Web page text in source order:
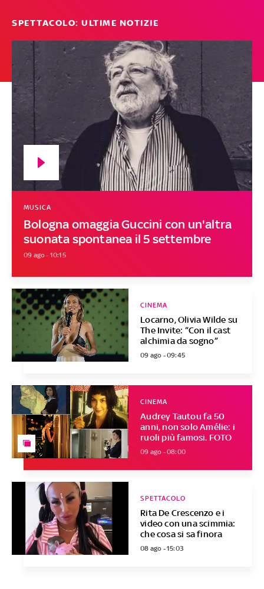
SPETTACOLO: ULTIME NOTIZIE
Bologna omaggia Guccini con un'altra
suonata spontanea il 5 settembre
MUSICA
09 ago - 10:15
Locarno, Olivia Wilde su
The Invite: “Con il cast
alchimia da sogno”
CINEMA
09 ago - 09:45
Audrey Tautou fa 50
anni, non solo Amélie: i
ruoli più famosi. FOTO
CINEMA
09 ago - 08:00
Rita De Crescenzo e i
video con una scimmia:
che cosa si sa finora
SPETTACOLO
08 ago - 15:03